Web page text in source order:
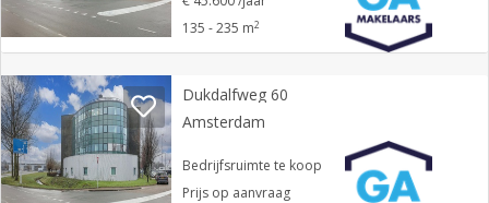
Login
135 - 235 m2
Dukdalfweg 60
Amsterdam
Bedrijfsruimte te koop
Prijs op aanvraag